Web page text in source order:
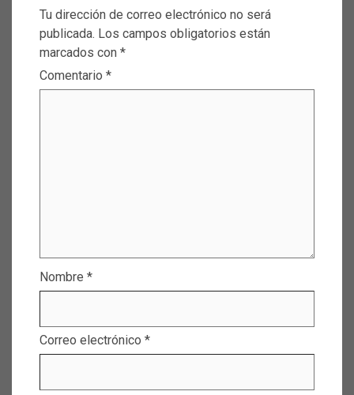
Tu dirección de correo electrónico no será
publicada. Los campos obligatorios están
marcados con *
Comentario *
Nombre *
Correo electrónico *